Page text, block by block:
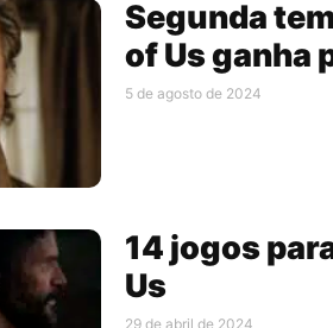
Segunda
of Us ganha
5 de agosto de 2024
14 jogos
Us
29 de abril de 2024